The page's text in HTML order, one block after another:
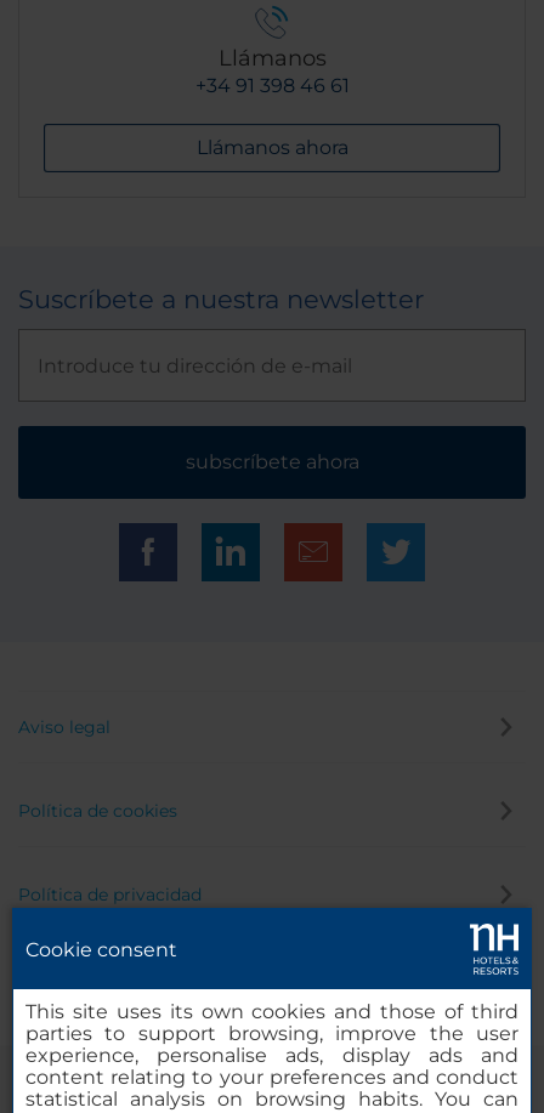
Llámanos
+34 91 398 46 61
Llámanos ahora
Suscríbete a nuestra newsletter
subscríbete ahora
Aviso legal
Política de cookies
Política de privacidad
Cookie consent
This site uses its own cookies and those of third
parties to support browsing, improve the user
experience, personalise ads, display ads and
content relating to your preferences and conduct
statistical analysis on browsing habits. You can